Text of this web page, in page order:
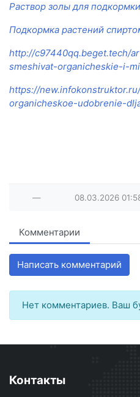
Раствор золы для
Подкормка растений
http://c97440qq.beget.tech/
smeshivat-organicheskie-i-
https://
organicheskoe-udobrenie-
— 08.03.2026
Комментарии
Написать комментарий
Нет комментариев. Ваш
Контакты